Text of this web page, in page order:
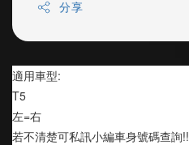
分享
適用車型:
T5
左=右
若不清楚可私訊小編車身號碼查詢!!